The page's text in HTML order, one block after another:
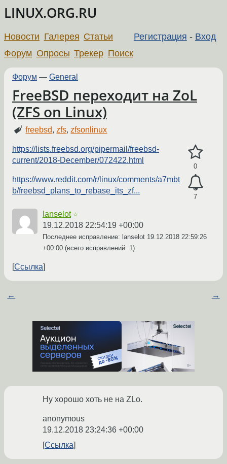
LINUX.ORG.RU
Регистрация - Вход
Новости Галерея Статьи
Форум Опросы Трекер Поиск
Форум — General
FreeBSD переходит на ZoL
(ZFS on Linux)
freebsd,zfs,zfsonlinux
0
7
https://lists.freebsd.org/pipermail/freebsd-
current/2018-December/072422.html
https://www.reddit.com/r/linux/comments/a7mbt
b/freebsd_plans_to_rebase_its_zf...
lanselot ☆
19.12.2018 22:54:19 +00:00
Последнее исправление: lanselot 19.12.2018 22:59:26
+00:00 (всего исправлений: 1)
Ссылка
← →
Ну хорошо хоть не на ZLo.
anonymous
19.12.2018 23:24:36 +00:00
Ссылка